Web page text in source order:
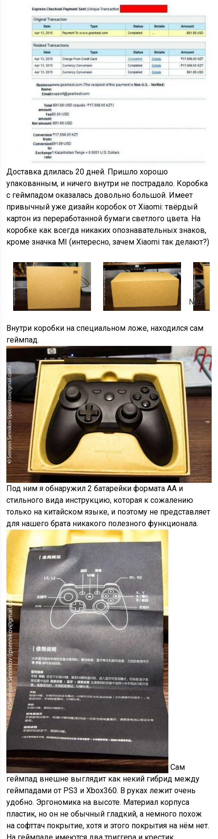
Доставка длилась 20 дней. Пришло хорошо
упакованным, и ничего внутри не пострадало. Коробка
с геймпадом оказалась довольно большой. Имеет
привычный уже дизайн коробок от Xiaomi: твёрдый
картон из переработанной бумаги светлого цвета. На
коробке как всегда никаких опознавательных знаков,
кроме значка MI (интересно, зачем Xiaomi так делают?)
Next
Внутри коробки на специальном ложе, находился сам
геймпад.
Под ним я обнаружил 2 батарейки формата АА и
стильного вида инструкцию, которая к сожалению
только на китайском языке, и поэтому не представляет
для нашего брата никакого полезного функционала.
Сам
геймпад внешне выглядит как некий гибрид между
геймпадами от PS3 и Xbox360. В руках лежит очень
удобно. Эргономика на высоте. Материал корпуса
пластик, но он не обычный гладкий, а немного похож
на софттач покрытие, хотя и этого покрытия на нём нет.